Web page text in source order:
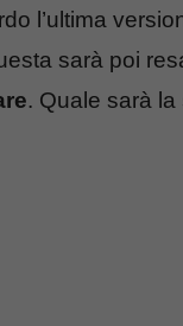
l’ultima
sarà poi
. Quale sarà la